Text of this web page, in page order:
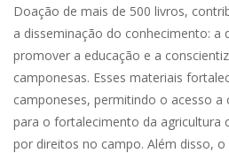
Doação de mais de 500 livros,
a disseminação do conhecimento: a
promover a educação e a
camponesas. Esses materiais
camponeses, permitindo o acesso
para o fortalecimento da agricultura
por direitos no campo. Além disso,